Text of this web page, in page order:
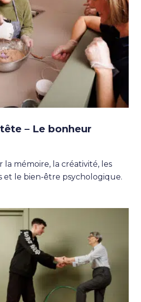
– Le bonheur
la mémoire, la créativité, les
et le bien-être psychologique.